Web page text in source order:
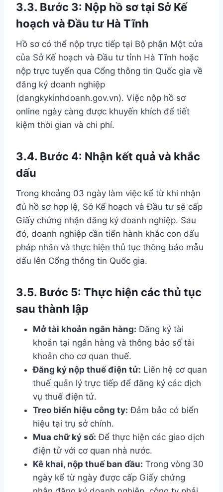
3.3. Bước 3: Nộp hồ sơ tại Sở Kế
hoạch và Đầu tư Hà Tĩnh
Hồ sơ có thể nộp trực tiếp tại Bộ phận Một cửa
của Sở Kế hoạch và Đầu tư tỉnh Hà Tĩnh hoặc
nộp trực tuyến qua Cổng thông tin Quốc gia về
đăng ký doanh nghiệp
(dangkykinhdoanh.gov.vn). Việc nộp hồ sơ
online ngày càng được khuyến khích để tiết
kiệm thời gian và chi phí.
3.4. Bước 4: Nhận kết quả và khắc
dấu
Trong khoảng 03 ngày làm việc kể từ khi nhận
đủ hồ sơ hợp lệ, Sở Kế hoạch và Đầu tư sẽ cấp
Giấy chứng nhận đăng ký doanh nghiệp. Sau
đó, doanh nghiệp cần tiến hành khắc con dấu
pháp nhân và thực hiện thủ tục thông báo mẫu
dấu lên Cổng thông tin Quốc gia.
3.5. Bước 5: Thực hiện các thủ tục
sau thành lập
Mở tài khoản ngân hàng: Đăng ký tài
khoản tại ngân hàng và thông báo số tài
khoản cho cơ quan thuế.
Đăng ký nộp thuế điện tử: Liên hệ cơ quan
thuế quản lý trực tiếp để đăng ký các dịch
vụ thuế điện tử.
Treo biển hiệu công ty: Đảm bảo có biển
hiệu tại trụ sở chính.
Mua chữ ký số: Để thực hiện các giao dịch
điện tử với cơ quan nhà nước.
Kê khai, nộp thuế ban đầu: Trong vòng 30
ngày kể từ ngày được cấp Giấy chứng